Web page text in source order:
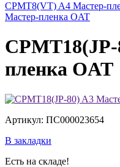
CPMT8(VT) A4 Мастер-
Мастер-пленка OAT
пленка OAT
Артикул: ПС000023654
В закладки
Есть на складе!